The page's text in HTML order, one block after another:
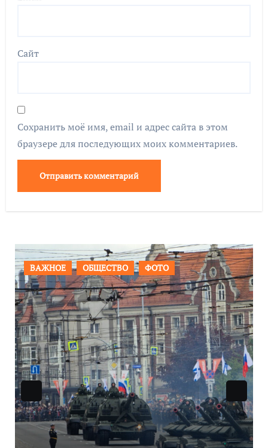
Сайт
Сохранить моё имя, email и адрес сайта в этом
браузере для последующих моих комментариев.
ВАЖНОЕ ОБЩЕСТВО ФОТО